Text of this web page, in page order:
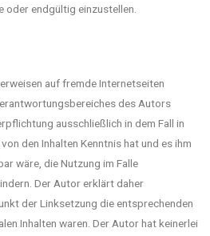
endgültig einzustellen.
auf fremde Internetseiten
des Autors
ausschließlich in dem Fall in
den Inhalten Kenntnis hat und es ihm
wäre, die Nutzung im Falle
Der Autor erklärt daher
der Linksetzung die entsprechenden
Inhalten waren. Der Autor hat keinerlei